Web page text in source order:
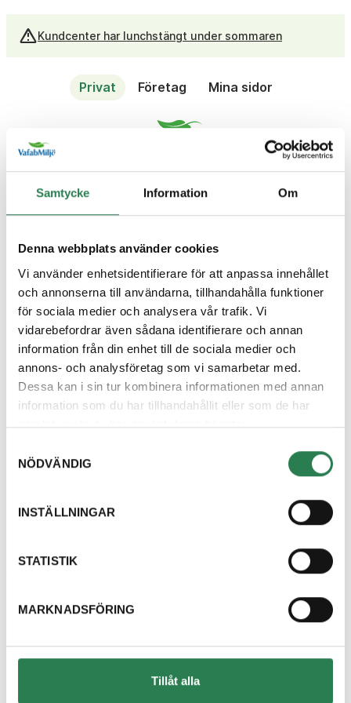
Samtycke Information Om
Denna webbplats använder cookies
Vi använder enhetsidentifierare för att anpassa innehållet
och annonserna till användarna, tillhandahålla funktioner
för sociala medier och analysera vår trafik. Vi
vidarebefordrar även sådana identifierare och annan
information från din enhet till de sociala medier och
annons- och analysföretag som vi samarbetar med.
Dessa kan i sin tur kombinera informationen med annan
information som du har tillhandahållit eller som de har
samlat in när du har använt deras tjänster.
NÖDVÄNDIG
INSTÄLLNINGAR
STATISTIK
MARKNADSFÖRING
Tillåt alla
Kundcenter har lunchstängt under sommaren
Privat Företag Mina sidor
Privat / Frågor och svar
Fråga
avloppstank?
Svar
Nej, vi utför inga besiktningar på tankar. Kontakta
valfri entreprenör.
Hittar du inte svar
Välkommen att kontakta oss, vi finns här för
att hjälpa dig och svara på dina frågor.
Om oss
Kundcenter